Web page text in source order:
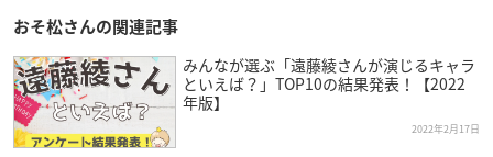
イラストレーター・ふじもとめぐみ描き起こしによるスペ
シャル動画も公開✨
m/aG0ZcezQoj
— 松犬（まついぬ）公式ツイッター (@matsuinu_info)Fe
bruary 16, 2022
おそ松さんの関連記事
みんなが選ぶ「遠藤綾さんが演じるキャラ
といえば？」TOP10の結果発表！【2022
年版】
2022年2月17日